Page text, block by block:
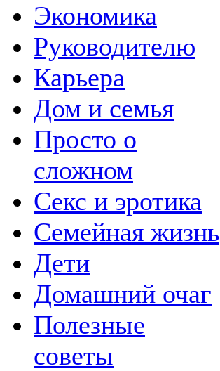
Экономика
Руководителю
Карьера
Дом и семья
Просто о
сложном
Секс и эротика
Семейная жизнь
Дети
Домашний очаг
Полезные
советы